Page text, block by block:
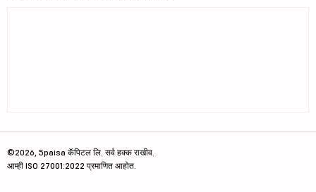
©2026, 5paisa कॅपिटल लि. सर्व हक्क राखीव.
आम्ही ISO 27001:2022 प्रमाणित आहोत.